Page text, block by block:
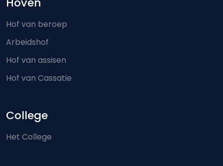
Hof van beroep
Arbeidshof
Hof van assisen
Hof van Cassatie
College
Het College